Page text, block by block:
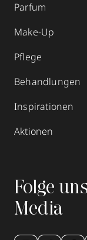
Parfum
Make-Up
Pflege
Behandlungen
Inspirationen
Aktionen
Folge
Media